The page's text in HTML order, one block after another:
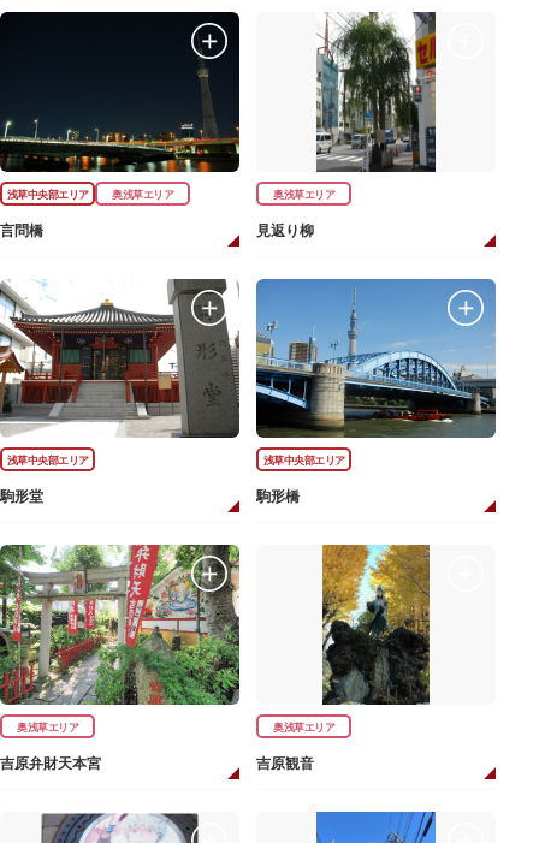
浅草中央部エリア 奥浅草エリア
言問橋
奥浅草エリア
見返り柳
浅草中央部エリア
駒形堂
浅草中央部エリア
駒形橋
奥浅草エリア
吉原弁財天本宮
奥浅草エリア
吉原観音